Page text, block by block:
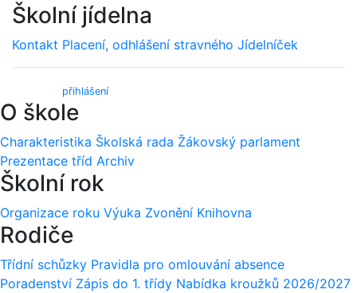
Školní jídelna
Kontakt Placení, odhlášení stravného Jídelníček
přihlášení)
O škole
Charakteristika Školská rada Žákovský parlament
Prezentace tříd Archiv
Školní rok
Organizace roku Výuka Zvonění Knihovna
Rodiče
Třídní schůzky Pravidla pro omlouvání absence
Poradenství Zápis do 1. třídy Nabídka kroužků 2026/2027